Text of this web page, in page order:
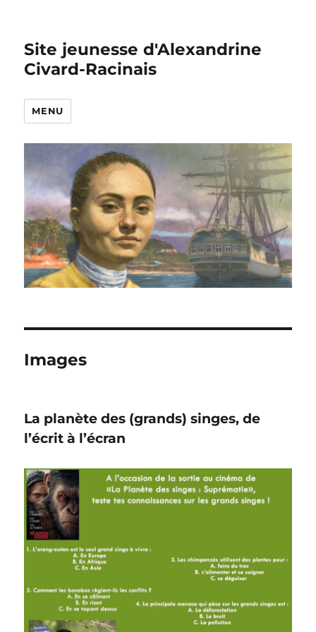
Site jeunesse d'Alexandrine
Civard-Racinais
MENU
Images
La planète des (grands) singes, de
l’écrit à l’écran